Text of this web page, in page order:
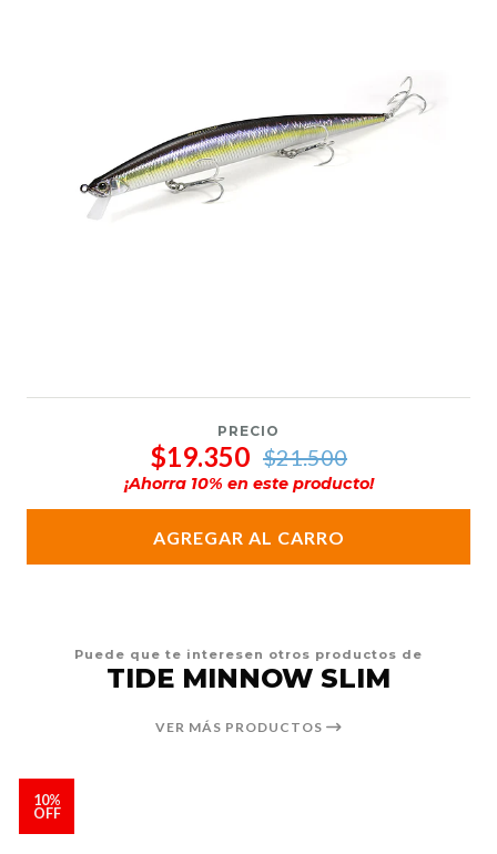
PRECIO
$19.350 $21.500
¡Ahorra 10% en este producto!
AGREGAR AL CARRO
Puede que te interesen otros productos de
TIDE MINNOW SLIM
VER MÁS PRODUCTOS
10%
OFF